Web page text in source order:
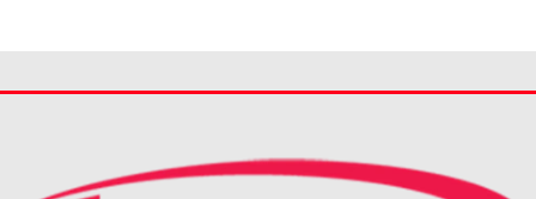
189.900KR.
FINANSIERING
2.405 KR.
FINANSIERING